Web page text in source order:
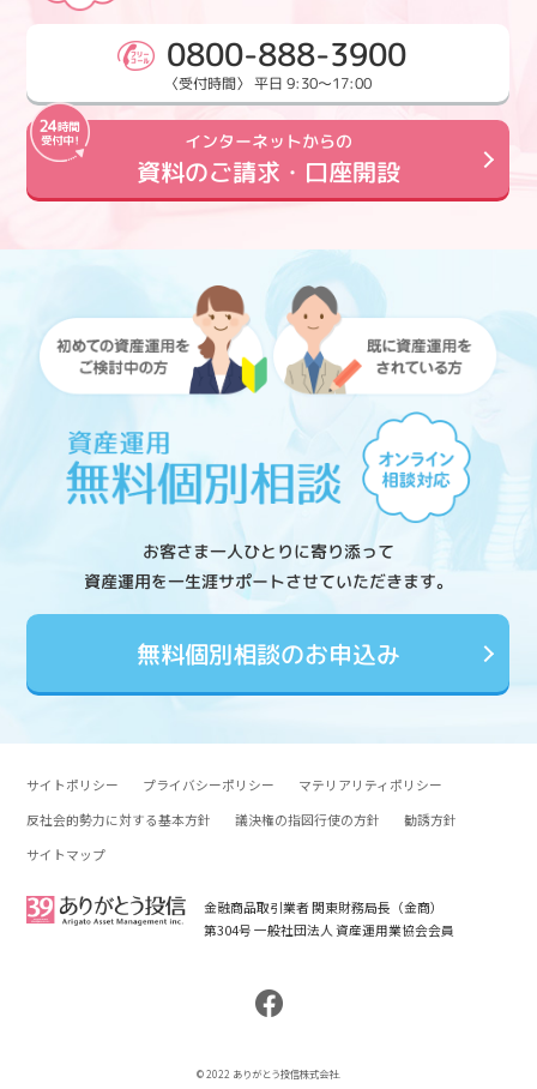
0800-888-3900
〈受付時間〉 平日 9:30～17:00
インターネットからの
資料のご請求・口座開設
お客さま一人ひとりに寄り添って
資産運用を一生涯サポートさせていただきます。
無料個別相談のお申込み
サイトポリシー プライバシーポリシー
マテリアリティポリシー
反社会的勢力に対する基本方針
議決権の指図行使の方針
勧誘方針
サイトマップ
金融商品取引業者 関東財務局長（金商）
第304号 一般社団法人 資産運用業協会会員
© 2022 ありがとう投信株式会社.